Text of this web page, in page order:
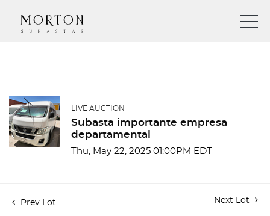
LIVE AUCTION
Subasta importante empresa
departamental
Thu, May 22, 2025 01:00PM EDT
Prev Lot Next Lot